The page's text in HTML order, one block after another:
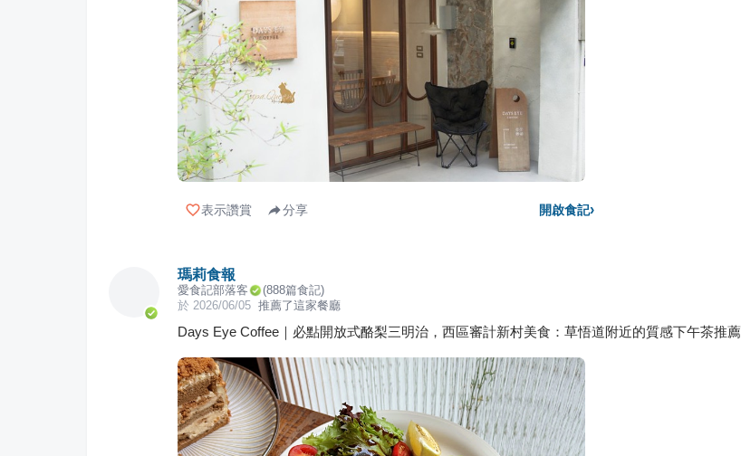
表示讚賞 分享 開啟食記›
瑪莉食報
愛食記部落客 (888篇食記)
於 2026/06/05 推薦了這家餐廳
Days Eye Coffee｜必點開放式酪梨三明治，西區審計新村美食：草悟道附近的質感下午茶推薦